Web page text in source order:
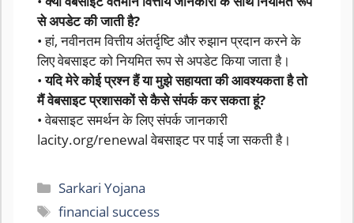
से अपडेट की जाती है?
• हां, नवीनतम वित्तीय अंतर्दृष्टि और रुझान प्रदान करने के
लिए वेबसाइट को नियमित रूप से अपडेट किया जाता है।
•यदि मेरे कोई प्रश्न हैं या मुझे सहायता की आवश्यकता है तो
मैं वेबसाइट प्रशासकों से कैसे संपर्क कर सकता हूं?
• वेबसाइट समर्थन के लिए संपर्क जानकारी
lacity.org/renewal वेबसाइट पर पाई जा सकती है।
Categories
Sarkari Yojana
Tags
financial success